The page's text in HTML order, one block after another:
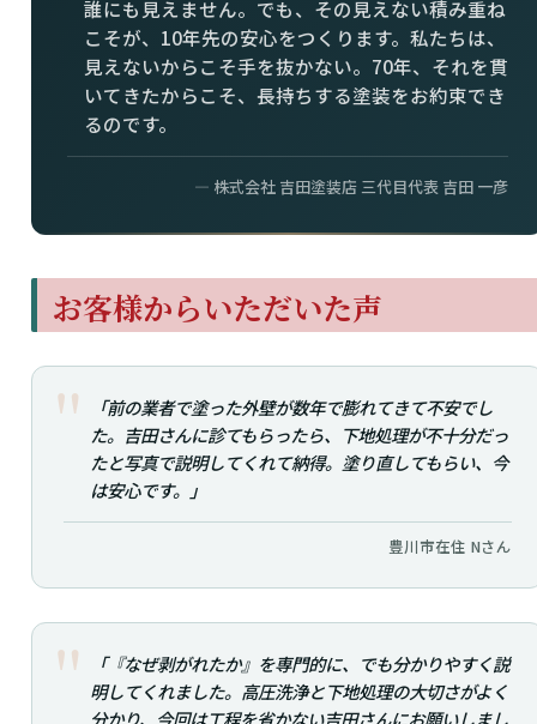
誰にも見えません。でも、その見えない積み重ね
こそが、10年先の安心をつくります。私たちは、
見えないからこそ手を抜かない。70年、それを貫
いてきたからこそ、長持ちする塗装をお約束でき
るのです。
― 株式会社 吉田塗装店 三代目代表 吉田 一彦
お客様からいただいた声
「前の業者で塗った外壁が数年で膨れてきて不安でし
た。吉田さんに診てもらったら、下地処理が不十分だっ
たと写真で説明してくれて納得。塗り直してもらい、今
は安心です。」
豊川市在住 Nさん
「『なぜ剥がれたか』を専門的に、でも分かりやすく説
明してくれました。高圧洗浄と下地処理の大切さがよく
分かり、今回は工程を省かない吉田さんにお願いしまし